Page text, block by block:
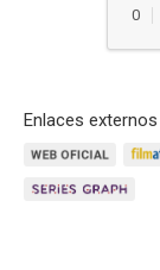
0
Enlaces externos